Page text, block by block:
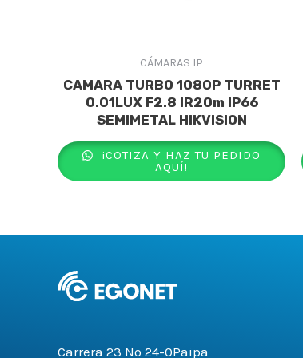
CÁMARAS IP
CAMARA TURBO 1080P TURRET
0.01LUX F2.8 IR20m IP66
SEMIMETAL HIKVISION
¡COTIZA Y HAZ TU PEDIDO
AQUÍ!
Carrera 23 No 24-0Paipa